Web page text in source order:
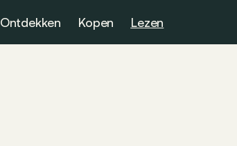
Ontdekken Kopen Lezen